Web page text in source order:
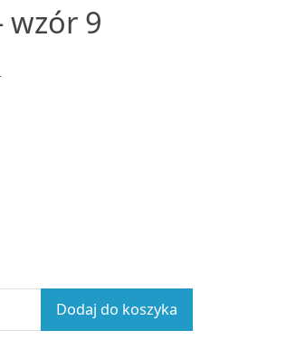
wzór 9
Dodaj do koszyka